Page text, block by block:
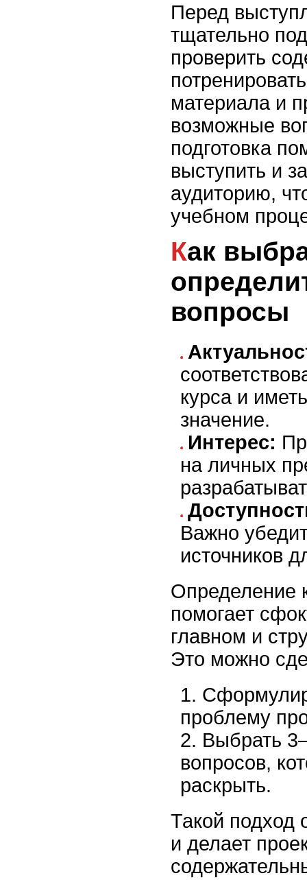
Перед
тщательно
проверить
материала и
возможные
подготовка
выступить и
аудиторию,
учебном
Как выбрать тему и
вопросы
курса и
значение.
Интерес:
на личных
Важно
источников
Определение
помогает
главном и
Это можно
проблему
Выбрать
вопросов,
раскрыть.
Такой подход
и делает